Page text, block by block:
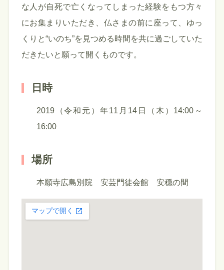
な人が自死で亡くなってしまった経験をもつ方々
にお集まりいただき、仏さまの前に座って、ゆっ
くりと“いのち”を見つめる時間を共に過ごしていた
だきたいと願って開くものです。
日時
2019（令和元）年11月14日（木）14:00～
16:00
場所
本願寺広島別院 安芸門徒会館 安穏の間